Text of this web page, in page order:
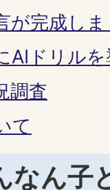
が完成し
AIドリル
調査
て
なん子